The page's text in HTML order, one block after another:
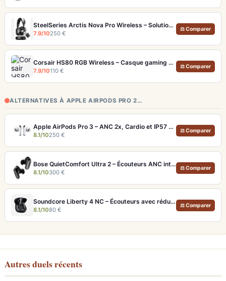
SteelSeries Arctis Nova Pro Wireless – Solution audio gaming ultime multi-plateforme
7.9/10250 €
⚖ Comparer
Corsair HS80 RGB Wireless – Casque gaming sans fil avec micro broadcast
7.9/10110 €
⚖ Comparer
ALTERNATIVES À APPLE AIRPODS PRO 2…
Apple AirPods Pro 3 – ANC 2x, Cardio et IP57 pour Écosystème iOS
8.1/10250 €
⚖ Comparer
Bose QuietComfort Ultra 2 – Écouteurs ANC intra-auriculaires avec son immersif
8.1/10300 €
⚖ Comparer
Soundcore Liberty 4 NC – Écouteurs avec réduction de bruit adaptative 2.0
8.1/1080 €
⚖ Comparer
Autres duels récents